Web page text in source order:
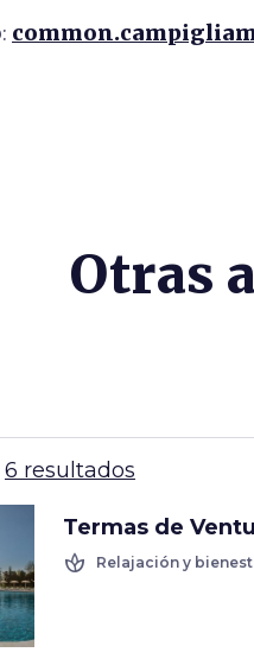
Otras
6 resultados
Termas de
spa Relajación y